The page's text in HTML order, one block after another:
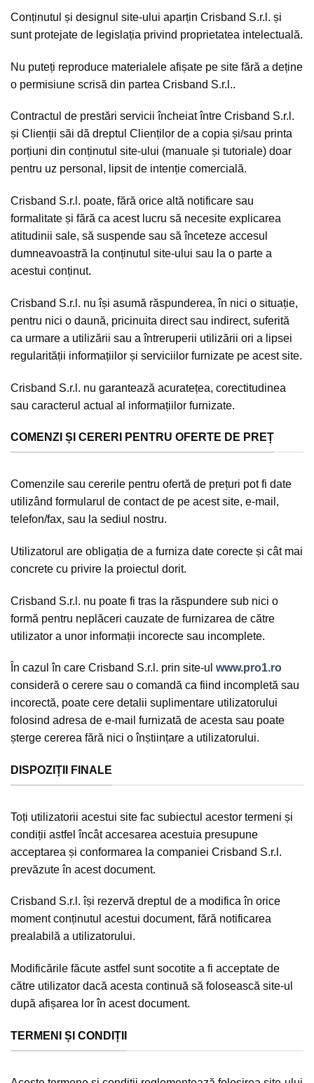
Conținutul și designul site-ului aparțin Crisband S.r.l. și
sunt protejate de legislația privind proprietatea intelectuală.
Nu puteți reproduce materialele afișate pe site fără a deține
o permisiune scrisă din partea Crisband S.r.l..
Contractul de prestări servicii încheiat între Crisband S.r.l.
și Clienții săi dă dreptul Clienților de a copia și/sau printa
porțiuni din conținutul site-ului (manuale și tutoriale) doar
pentru uz personal, lipsit de intenție comercială.
Crisband S.r.l. poate, fără orice altă notificare sau
formalitate și fără ca acest lucru să necesite explicarea
atitudinii sale, să suspende sau să înceteze accesul
dumneavoastră la conținutul site-ului sau la o parte a
acestui conținut.
Crisband S.r.l. nu își asumă răspunderea, în nici o situație,
pentru nici o daună, pricinuita direct sau indirect, suferită
ca urmare a utilizării sau a întreruperii utilizării ori a lipsei
regularității informațiilor și serviciilor furnizate pe acest site.
Crisband S.r.l. nu garantează acuratețea, corectitudinea
sau caracterul actual al informațiilor furnizate.
COMENZI ȘI CERERI PENTRU OFERTE DE PREȚ
Comenzile sau cererile pentru ofertă de prețuri pot fi date
utilizând formularul de contact de pe acest site, e-mail,
telefon/fax, sau la sediul nostru.
Utilizatorul are obligația de a furniza date corecte și cât mai
concrete cu privire la proiectul dorit.
Crisband S.r.l. nu poate fi tras la răspundere sub nici o
formă pentru neplăceri cauzate de furnizarea de către
utilizator a unor informații incorecte sau incomplete.
În cazul în care Crisband S.r.l. prin site-ul www.pro1.ro
consideră o cerere sau o comandă ca fiind incompletă sau
incorectă, poate cere detalii suplimentare utilizatorului
folosind adresa de e-mail furnizată de acesta sau poate
șterge cererea fără nici o înștiințare a utilizatorului.
DISPOZIȚII FINALE
Toți utilizatorii acestui site fac subiectul acestor termeni și
condiții astfel încât accesarea acestuia presupune
acceptarea și conformarea la companiei Crisband S.r.l.
prevăzute în acest document.
Crisband S.r.l. își rezervă dreptul de a modifica în orice
moment conținutul acestui document, fără notificarea
prealabilă a utilizatorului.
Modificările făcute astfel sunt socotite a fi acceptate de
către utilizator dacă acesta continuă să folosească site-ul
după afișarea lor în acest document.
TERMENI ȘI CONDIȚII